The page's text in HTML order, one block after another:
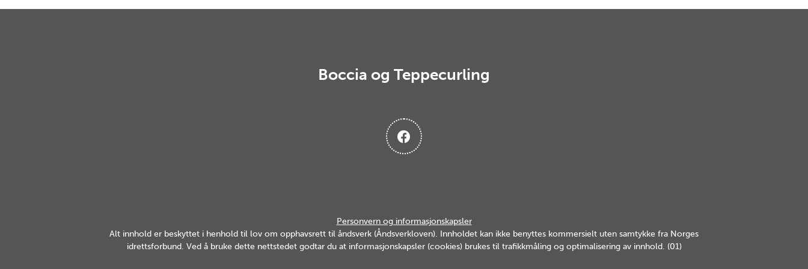
Boccia og Teppecurling
Personvern og informasjonskapsler
Alt innhold er beskyttet i henhold til lov om opphavsrett til åndsverk (Åndsverkloven). Innholdet kan ikke benyttes kommersielt uten samtykke fra Norges
idrettsforbund. Ved å bruke dette nettstedet godtar du at informasjonskapsler (cookies) brukes til trafikkmåling og optimalisering av innhold. (01)